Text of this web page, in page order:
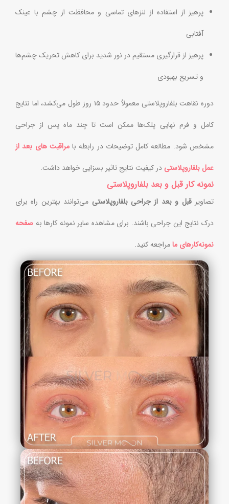
پرهیز از استفاده از لنزهای تماسی و محافظت از چشم با عینک
آفتابی
پرهیز از قرارگیری مستقیم در نور شدید برای کاهش تحریک چشم‌ها
و تسریع بهبودی
دوره نقاهت بلفاروپلاستی معمولاً حدود ۱۵ روز طول می‌کشد، اما نتایج
کامل و فرم نهایی پلک‌ها ممکن است تا چند ماه پس از جراحی
مشخص شود. مطالعه کامل توضیحات در رابطه بامراقبت های بعد از
عمل بلفاروپلاستی در کیفیت نتایج تاثیر بسزایی خواهد داشت.
نمونه کار قبل و بعد بلفاروپلاستی
تصاویرقبل و بعد از جراحی بلفاروپلاستی می‌توانند بهترین راه برای
درک نتایج این جراحی باشند. برای مشاهده سایر نمونه کارها به صفحه
نمونه‌کارهای مامراجعه کنید.